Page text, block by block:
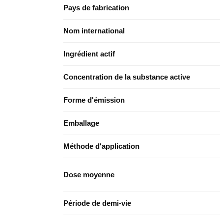
Pays de fabrication
Nom international
Ingrédient actif
Concentration de la substance active
Forme d'émission
Emballage
Méthode d'application
Dose moyenne
Période de demi-vie